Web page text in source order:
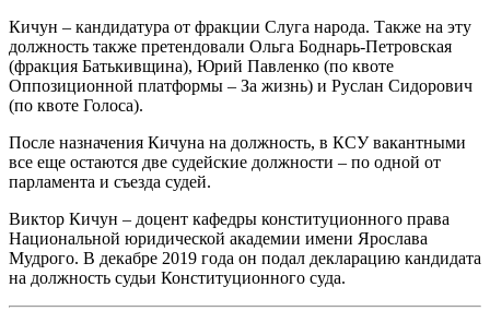
Кичун – кандидатура от фракции Слуга народа. Также на эту
должность также претендовали Ольга Боднарь-Петровская
(фракция Батькивщина), Юрий Павленко (по квоте
Оппозиционной платформы – За жизнь) и Руслан Сидорович
(по квоте Голоса).
После назначения Кичуна на должность, в КСУ вакантными
все еще остаются две судейские должности – по одной от
парламента и съезда судей.
Виктор Кичун – доцент кафедры конституционного права
Национальной юридической академии имени Ярослава
Мудрого. В декабре 2019 года он подал декларацию кандидата
на должность судьи Конституционного суда.